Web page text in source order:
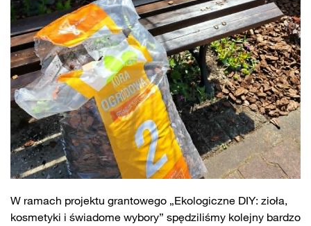
W ramach projektu grantowego „Ekologiczne DIY: zioła,
kosmetyki i świadome wybory” spędziliśmy kolejny bardzo